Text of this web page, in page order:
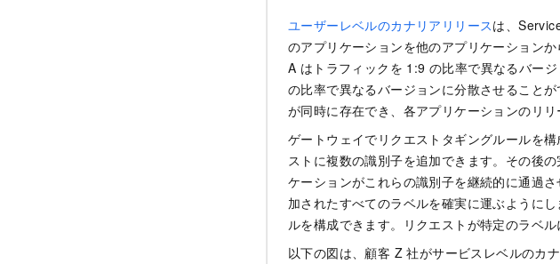
ユーザーレベルのカナリアリリースは、
のアプリケーションを他のアプリケーション
A はトラフィックを 1:9 の比率で異なるバー
の比率で異なるバージョンに分散させること
が同時に存在でき、各アプリケーションのリ
ゲートウェイでリクエストタギングルールを
ストに複数の識別子を追加できます。その後
ケーションがこれらの識別子を継続的に通過
加されたすべてのラベルを確実に運ぶように
ルを構成できます。リクエストが特定のラベ
以下の図は、顧客 Z 社がサービスレベルのカ